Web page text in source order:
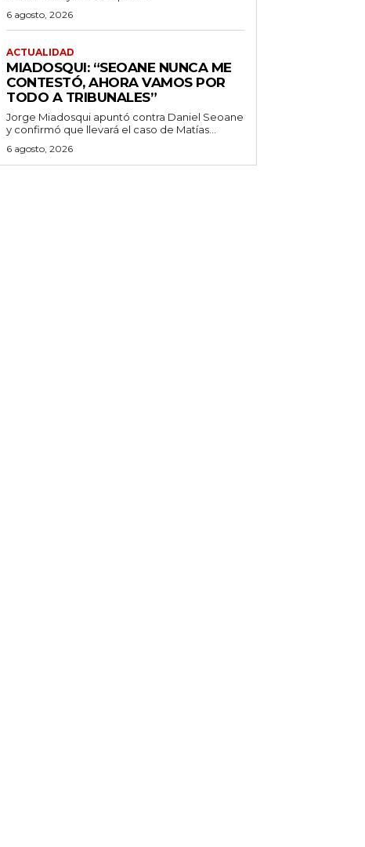
6 agosto, 2026
ACTUALIDAD
MIADOSQUI: “SEOANE NUNCA ME
CONTESTÓ, AHORA VAMOS POR
TODO A TRIBUNALES”
Jorge Miadosqui apuntó contra Daniel Seoane
y confirmó que llevará el caso de Matías...
6 agosto, 2026